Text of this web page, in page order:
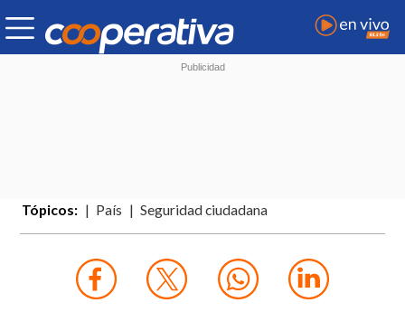
Tópicos: País Seguridad ciudadana